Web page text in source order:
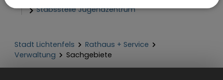
Stadt Lichtenfels
Rathaus + Service
Verwaltung
Sachgebiete
Stabsstelle Jugendzentrum